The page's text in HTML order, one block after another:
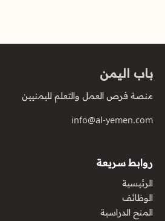
باب اليمن
منصة فرص العمل والتعلم لليمنيين
info@al-yemen.com
روابط سريعة
الرئيسية
الوظائف
المنح الدراسية